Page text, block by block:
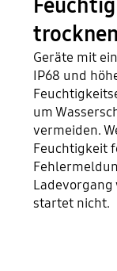
trocknen
Geräte mit
IP68 und
um
vermeiden.
Feuchtigkeit
startet nicht.